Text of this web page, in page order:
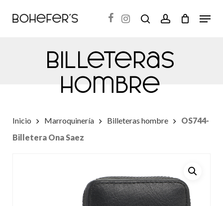
search accountMenu
Inicio Marroquinería Billeteras hombre
OS744-
Billetera Ona Saez
Billeteras
hombre